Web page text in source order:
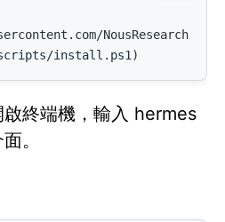
NousResearch
scripts/install.ps1)
終端機，輸入 hermes
。